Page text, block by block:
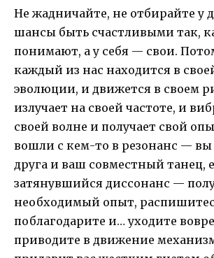
Не жадничайте, не отбирайте у
шансы быть счастливыми так,
понимают, а у себя — свои.
каждый из нас находится в
эволюции, и движется в своем
излучает на своей частоте, и
своей волне и получает свой
вошли с кем-то в резонанс —
друга и ваш совместный танец,
затянувшийся диссонанс —
необходимый опыт,
поблагодарите и… уходите
приводите в движение